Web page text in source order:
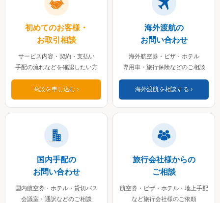
初めてのお客様・
お取引相談
サービス内容・契約・支払い
手配の流れなどを確認したい方
商談を申し込む
海外渡航の
お問い合わせ
海外航空券・ビザ・ホテル
専用車・旅行保険などのご相談
海外渡航を相談する
国内手配の
お問い合わせ
国内航空券・ホテル・貸切バス
会議室・通訳などのご相談
旅行会社様からの
ご相談
航空券・ビザ・ホテル・地上手配
など旅行会社様のご依頼